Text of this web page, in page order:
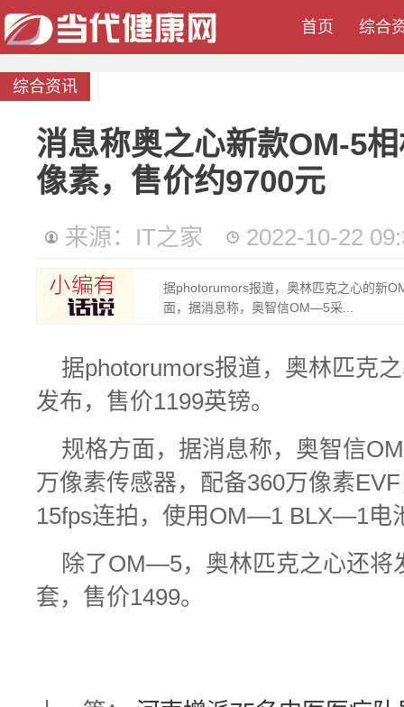
首页 综合
综合资讯
消息称奥之心新款OM-5
像素，售价约9700元
来源：IT之家 2022-10-22
据photorumors报道，奥林匹克之心的新
面，据消息称，奥智信OM—5采...
据photorumors报道，奥林匹克
发布，售价1199英镑。
规格方面，据消息称，奥智信
万像素传感器，配备360万像素
15fps连拍，使用OM—1 BLX—1电
除了OM—5，奥林匹克之心还
套，售价1499。